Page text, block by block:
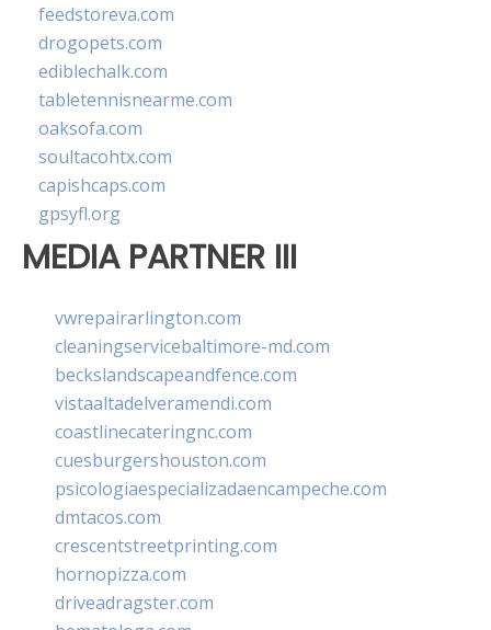
feedstoreva.com
drogopets.com
ediblechalk.com
tabletennisnearme.com
oaksofa.com
soultacohtx.com
capishcaps.com
gpsyfl.org
MEDIA PARTNER III
vwrepairarlington.com
cleaningservicebaltimore-md.com
beckslandscapeandfence.com
vistaaltadelveramendi.com
coastlinecateringnc.com
cuesburgershouston.com
psicologiaespecializadaencampeche.com
dmtacos.com
crescentstreetprinting.com
hornopizza.com
driveadragster.com